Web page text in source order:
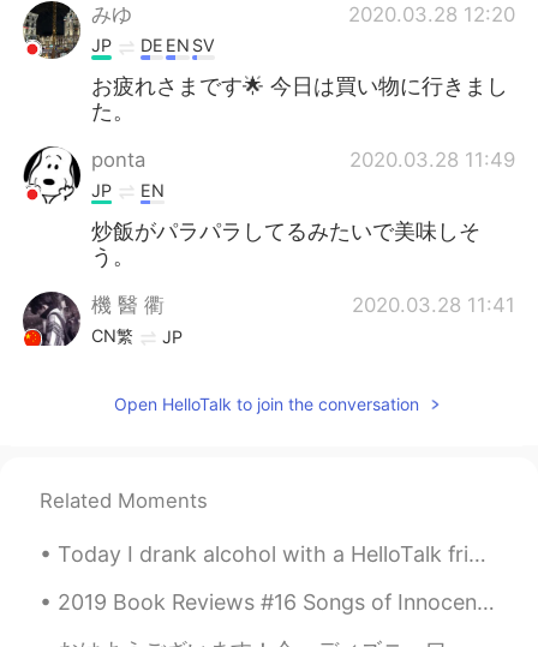
みゆ 2020.03.28 12:20
JP DE EN SV
お疲れさまです🌟 今日は買い物に行きまし
た。
ponta 2020.03.28 11:49
JP EN
炒飯がパラパラしてるみたいで美味しそ
う。
機 醫 衢 2020.03.28 11:41
CN繁 JP
Your Japanese and dinner are wonderful!
Takahiro Ishikawa 2020.03.28 11:06
手料理が一番安心だよ〜料理上手だから、
Open HelloTalk to join the conversation
Related Moments
Today I drank alcohol with a HelloTalk friend. It is so good that my internet friends can become ...
2019 Book Reviews #16 Songs of Innocence and of Experience by William Blake. This poetry collec...